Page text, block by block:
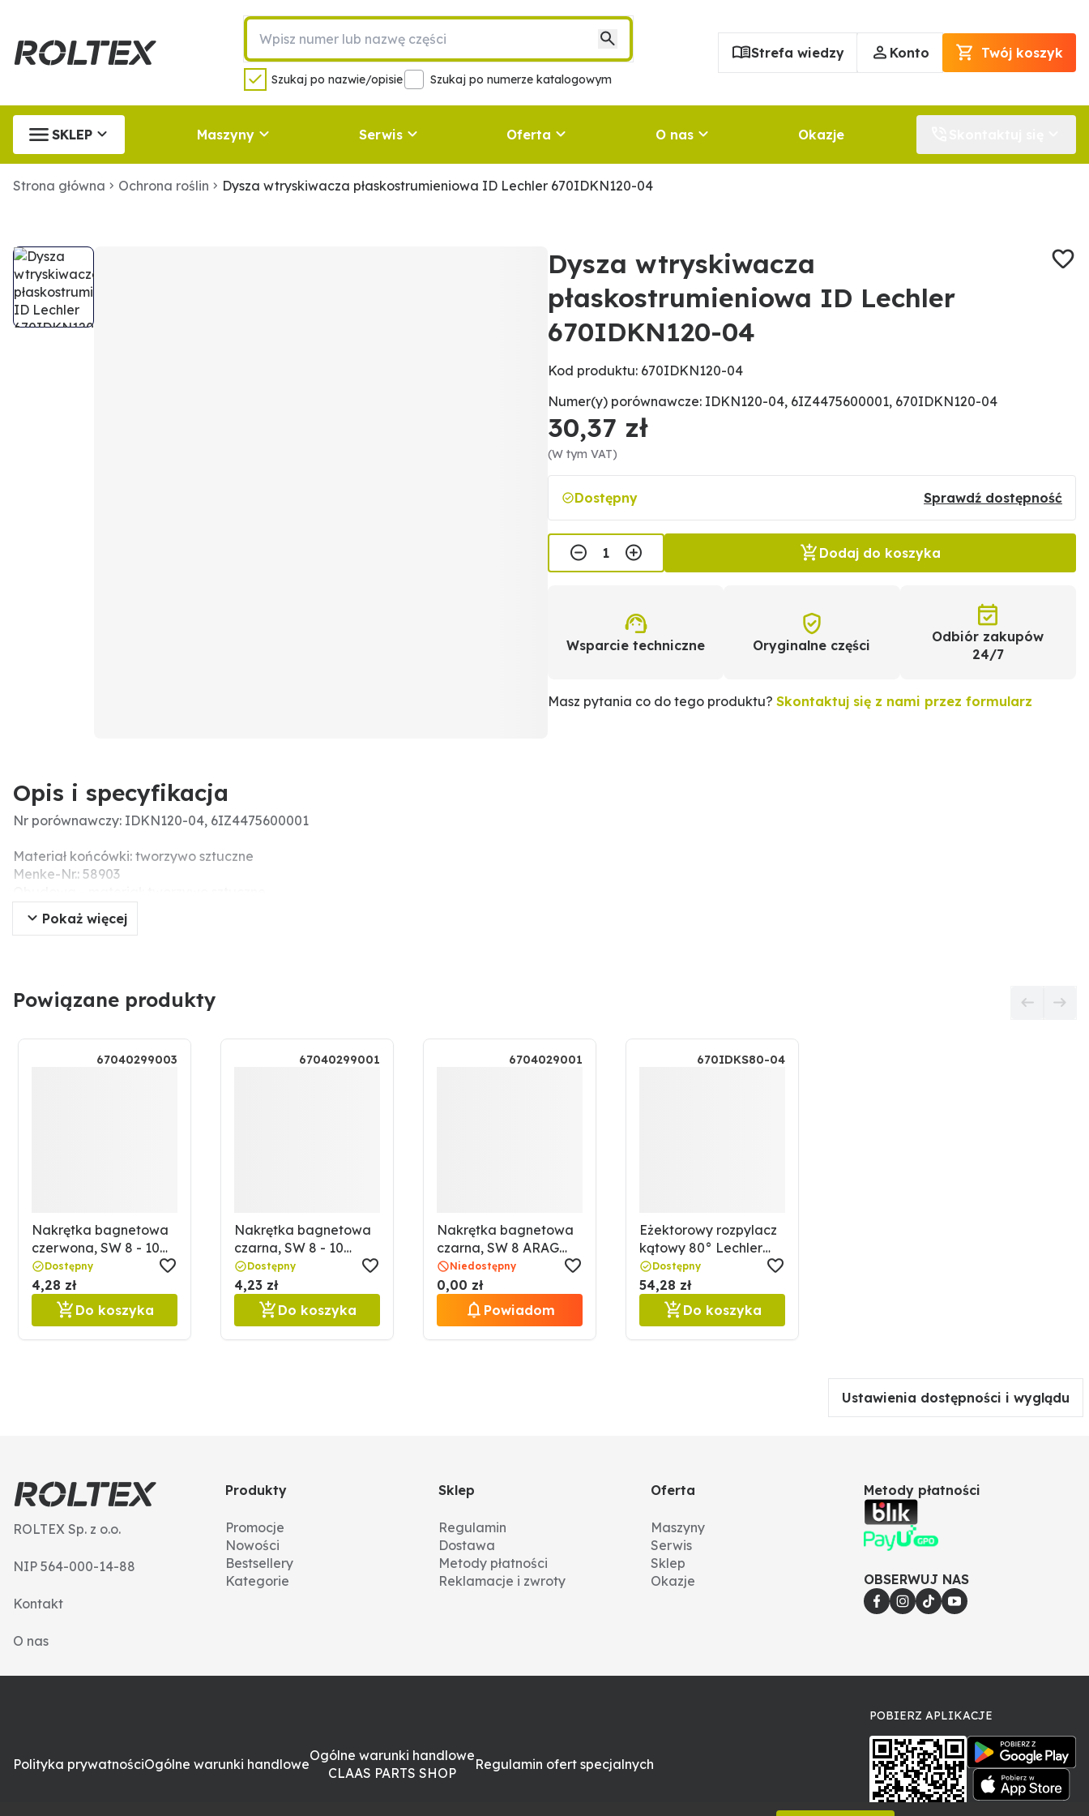
Szukaj po nazwie/opisie Szukaj po numerze katalogowym
Strefa wiedzy Konto Twój koszyk
SKLEP Maszyny Serwis Oferta O nas Okazje
Strona główna Ochrona roślin Dysza wtryskiwacza płaskostrumieniowa ID Lechler 670IDKN120-04
Dysza wtryskiwacza
płaskostrumieniowa ID Lechler
670IDKN120-04
Kod produktu: 670IDKN120-04
Numer(y) porównawcze: IDKN120-04, 6IZ4475600001, 670IDKN120-04
30,37 zł
(W tym VAT)
Dostępny Sprawdź dostępność
Dodaj do koszyka
Wsparcie techniczne Oryginalne części
Odbiór zakupów
24/7
Masz pytania co do tego produktu? Skontaktuj się z nami przez formularz
Opis i specyfikacja
Nr porównawczy: IDKN120-04, 6IZ4475600001
Materiał końcówki: tworzywo sztuczne
Menke-Nr.: 58903
Zalecany filtr (liczba oczek): 60
Rozmiar klucza: 8
Pokaż więcej
Powiązane produkty
67040299003
Nakrętka bagnetowa
czerwona, SW 8 - 10
ARAG 67040299003
Dostępny
4,28 zł
Do koszyka
67040299001
Nakrętka bagnetowa
czarna, SW 8 - 10
ARAG 67040299001
Dostępny
4,23 zł
Do koszyka
6704029001
Nakrętka bagnetowa
czarna, SW 8 ARAG
6704029001
Niedostępny
0,00 zł
Powiadom
670IDKS80-04
Eżektorowy rozpylacz
kątowy 80° Lechler
670IDKS80-04
Dostępny
54,28 zł
Do koszyka
Ustawienia dostępności i wyglądu
ROLTEX Sp. z o.o.
NIP 564-000-14-88
Kontakt
O nas
Produkty
Promocje
Nowości
Bestsellery
Kategorie
Sklep
Regulamin
Dostawa
Metody płatności
Reklamacje i zwroty
Oferta
Maszyny
Serwis
Sklep
Okazje
Metody płatności
OBSERWUJ NAS
Polityka prywatnościOgólne warunki handlowe
Ogólne warunki handlowe
CLAAS PARTS SHOP
Regulamin ofert specjalnych
POBIERZ APLIKACJE